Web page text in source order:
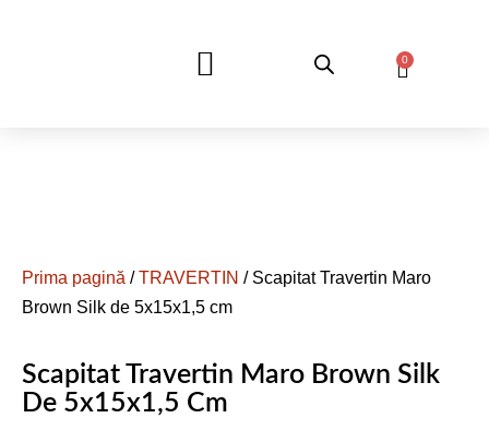
0
Prima pagină /TRAVERTIN / Scapitat Travertin Maro
Brown Silk de 5x15x1,5 cm
Scapitat Travertin Maro Brown Silk
De 5x15x1,5 Cm